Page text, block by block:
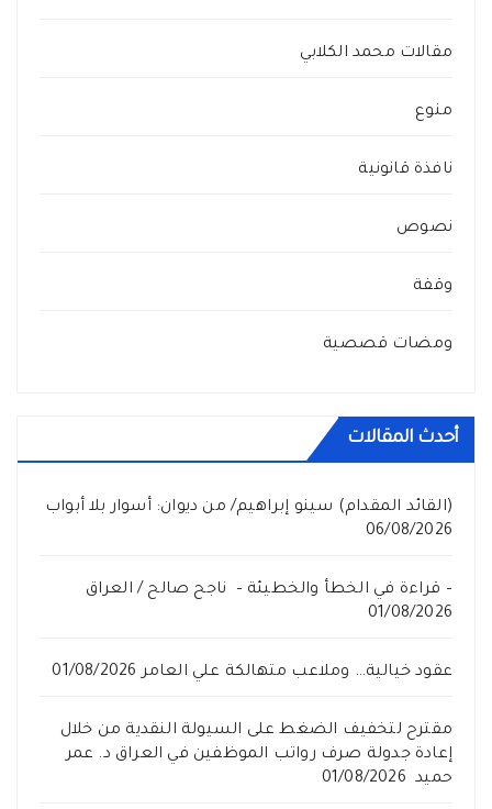
مقالات محمد الكلابي
منوع
نافذة قانونية
نصوص
وقفة
ومضات قصصية
أحدث المقالات
(القائد المقدام) سينو إبراهيم/ من ديوان: أسوار بلا أبواب
06/08/2026
– قراءة في الخطأ والخطيئة – ناجح صالح / العراق
01/08/2026
عقود خيالية… وملاعب متهالكة علي العامر 01/08/2026
مقترح لتخفيف الضغط على السيولة النقدية من خلال
إعادة جدولة صرف رواتب الموظفين في العراق د. عمر
حميد 01/08/2026